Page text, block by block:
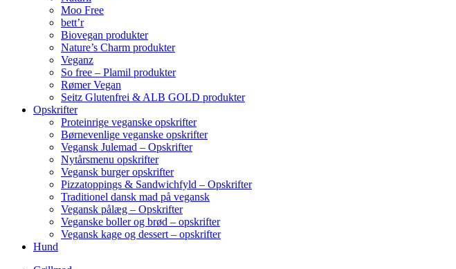
Moo Free
bett’r
Biovegan produkter
Nature’s Charm produkter
Veganz
So free – Plamil produkter
Rømer Vegan
Seitz Glutenfrei & ALB GOLD produkter
Opskrifter
Proteinrige veganske opskrifter
Børnevenlige veganske opskrifter
Vegansk Julemad – Opskrifter
Nytårsmenu opskrifter
Vegansk burger opskrifter
Pizzatoppings & Sandwichfyld – Opskrifter
Traditionel dansk mad på vegansk
Vegansk pålæg – Opskrifter
Veganske boller og brød – opskrifter
Vegansk kage og dessert – opskrifter
Hund